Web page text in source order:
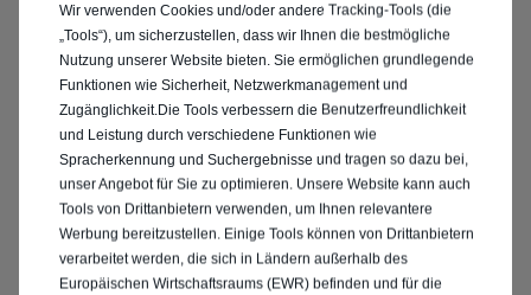
ENTDECKEN SIE ALLE
PEUGEOT 2008
GEBRAUCHTWAGEN IN
LAHR / SCHWARZWALD
Wir verwenden Cookies und/oder andere Tracking-Tools (die
„Tools“), um sicherzustellen, dass wir Ihnen die bestmögliche
Nutzung unserer Website bieten. Sie ermöglichen grundlegende
Funktionen wie Sicherheit, Netzwerkmanagement und
Zugänglichkeit.Die Tools verbessern die Benutzerfreundlichkeit
und Leistung durch verschiedene Funktionen wie
Spracherkennung und Suchergebnisse und tragen so dazu bei,
unser Angebot für Sie zu optimieren. Unsere Website kann auch
Tools von Drittanbietern verwenden, um Ihnen relevantere
Werbung bereitzustellen. Einige Tools können von Drittanbietern
verarbeitet werden, die sich in Ländern außerhalb des
Europäischen Wirtschaftsraums (EWR) befinden und für die